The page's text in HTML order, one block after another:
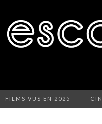
FILMS VUS EN 2025